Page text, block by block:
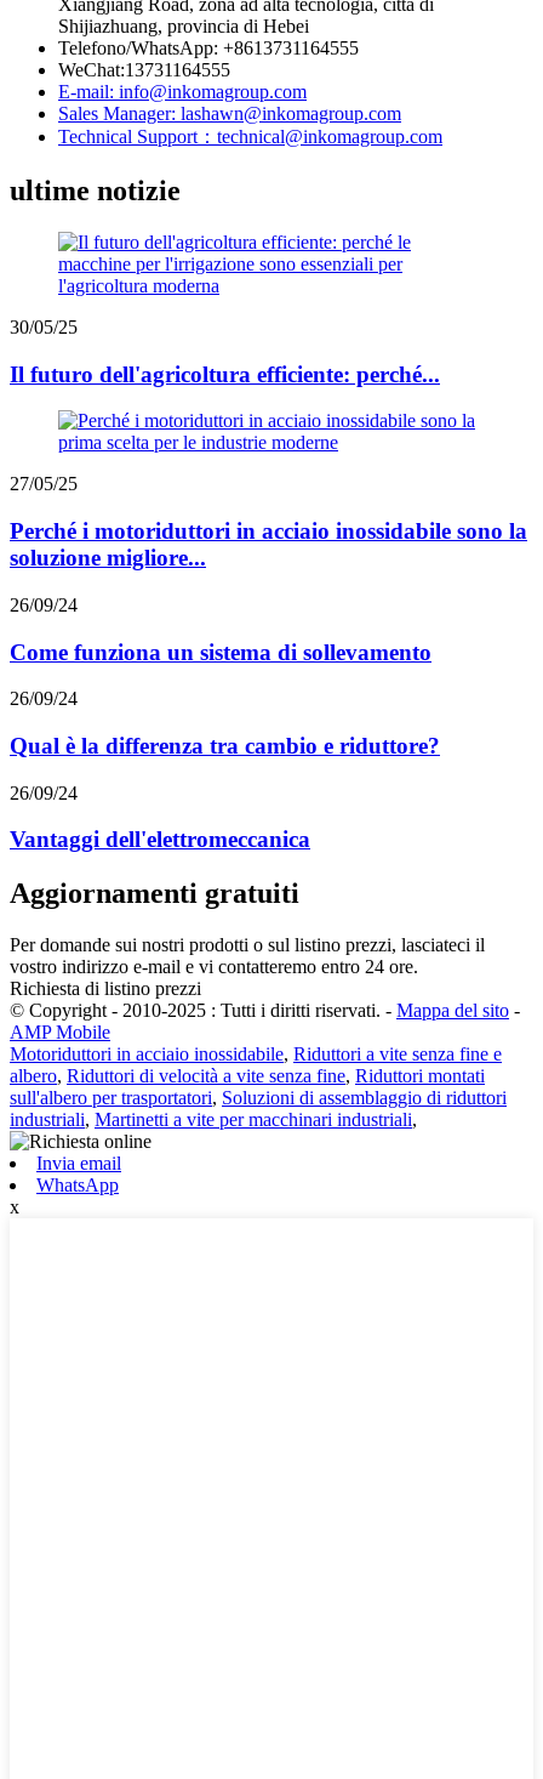
Xiangjiang Road, zona ad alta tecnologia, città di
Shijiazhuang, provincia di Hebei
Telefono/WhatsApp: +8613731164555
WeChat:13731164555
E-mail: info@inkomagroup.com
Sales Manager: lashawn@inkomagroup.com
Technical Support：technical@inkomagroup.com
ultime notizie
30/05/25
Il futuro dell'agricoltura efficiente: perché...
27/05/25
Perché i motoriduttori in acciaio inossidabile sono la
soluzione migliore...
26/09/24
Come funziona un sistema di sollevamento
26/09/24
Qual è la differenza tra cambio e riduttore?
26/09/24
Vantaggi dell'elettromeccanica
Aggiornamenti gratuiti
Per domande sui nostri prodotti o sul listino prezzi, lasciateci il
vostro indirizzo e-mail e vi contatteremo entro 24 ore.
Richiesta di listino prezzi
© Copyright - 2010-2025 : Tutti i diritti riservati. - Mappa del sito -
AMP Mobile
Motoriduttori in acciaio inossidabile, Riduttori a vite senza fine e
albero, Riduttori di velocità a vite senza fine, Riduttori montati
sull'albero per trasportatori, Soluzioni di assemblaggio di riduttori
industriali, Martinetti a vite per macchinari industriali,
Invia email
WhatsApp
x